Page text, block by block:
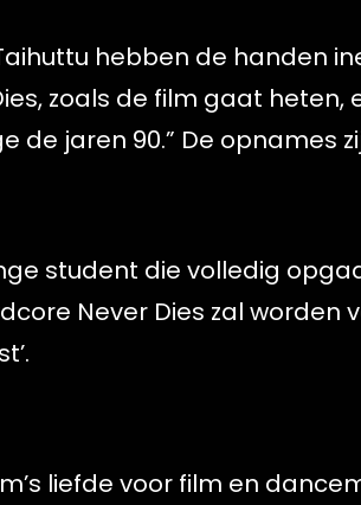
hebben de handen
zoals de film gaat
jaren 90.” De opnames
student die volledig
Never Dies zal
liefde voor film en